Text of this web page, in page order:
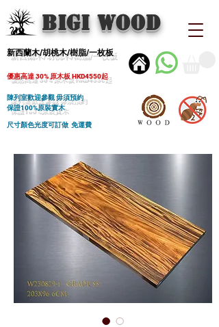
BIGI wood
新西蘭木/胡桃木/樹脂/一枚板
優惠高達 30% 原木板 HKD4550起
陳列室歡迎參觀 毋須預約
保證100%原裝實木
尺寸顏色光度可訂做 免運費